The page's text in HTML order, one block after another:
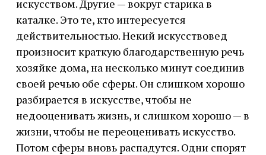
искусством. Другие — вокруг старика в
каталке. Это те, кто интересуется
действительностью. Некий искусствовед
произносит краткую благодарственную речь
хозяйке дома, на несколько минут соединив
своей речью обе сферы. Он слишком хорошо
разбирается в искусстве, чтобы не
недооценивать жизнь, и слишком хорошо — в
жизни, чтобы не переоценивать искусство.
Потом сферы вновь распадутся. Одни спорят